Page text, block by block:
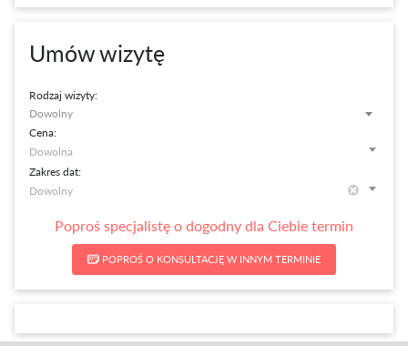
Umów wizytę
Rodzaj wizyty:
Dowolny
Cena:
Zakres dat:
Poproś specjalistę o dogodny dla Ciebie termin
POPROŚ O KONSULTACJĘ W INNYM TERMINIE